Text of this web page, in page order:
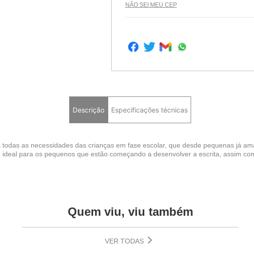
NÃO SEI MEU CEP
Descrição Especificações técnicas
as necessidades das crianças em fase escolar, que desde pequenas já
para os pequenos que estão começando a desenvolver a escrita, assim
Quem viu, viu também
VER TODAS